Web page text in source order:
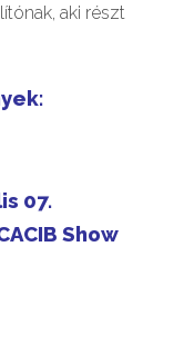
aki részt
07.
Show